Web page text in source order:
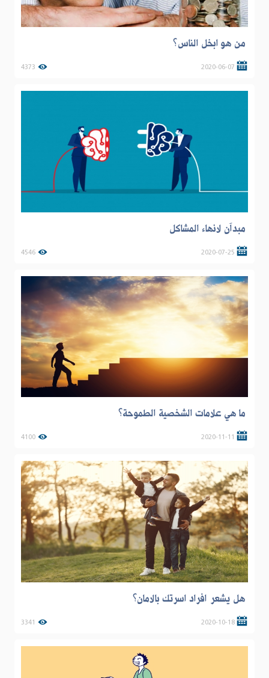
من هو ابخل الناس؟
2020-06-07
4373
مبدآن لانهاء المشاكل
2020-07-25
4546
ما هي علامات الشخصية الطموحة؟
2020-11-11
4100
هل يشعر افراد اسرتك بالامان؟
2020-10-18
3341